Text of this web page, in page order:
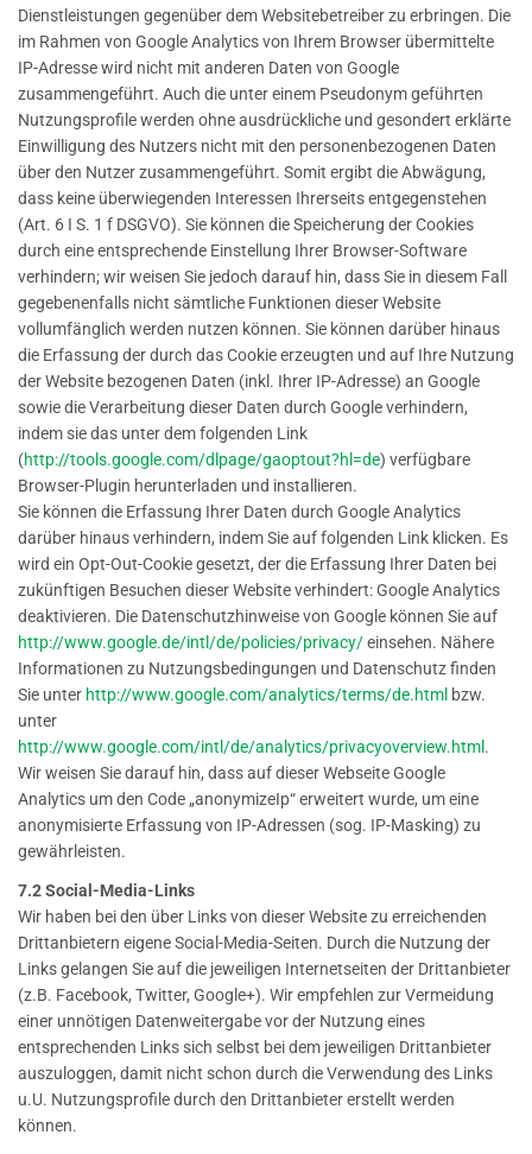
Dienstleistungen gegenüber dem Websitebetreiber zu erbringen. Die
im Rahmen von Google Analytics von Ihrem Browser übermittelte
IP-Adresse wird nicht mit anderen Daten von Google
zusammengeführt. Auch die unter einem Pseudonym geführten
Nutzungsprofile werden ohne ausdrückliche und gesondert erklärte
Einwilligung des Nutzers nicht mit den personenbezogenen Daten
über den Nutzer zusammengeführt. Somit ergibt die Abwägung,
dass keine überwiegenden Interessen Ihrerseits entgegenstehen
(Art. 6 I S. 1 f DSGVO). Sie können die Speicherung der Cookies
durch eine entsprechende Einstellung Ihrer Browser-Software
verhindern; wir weisen Sie jedoch darauf hin, dass Sie in diesem Fall
gegebenenfalls nicht sämtliche Funktionen dieser Website
vollumfänglich werden nutzen können. Sie können darüber hinaus
die Erfassung der durch das Cookie erzeugten und auf Ihre Nutzung
der Website bezogenen Daten (inkl. Ihrer IP-Adresse) an Google
sowie die Verarbeitung dieser Daten durch Google verhindern,
indem sie das unter dem folgenden Link
(http://tools.google.com/dlpage/gaoptout?hl=de) verfügbare
Browser-Plugin herunterladen und installieren.
Sie können die Erfassung Ihrer Daten durch Google Analytics
darüber hinaus verhindern, indem Sie auf folgenden Link klicken. Es
wird ein Opt-Out-Cookie gesetzt, der die Erfassung Ihrer Daten bei
zukünftigen Besuchen dieser Website verhindert: Google Analytics
deaktivieren. Die Datenschutzhinweise von Google können Sie auf
http://www.google.de/intl/de/policies/privacy/einsehen. Nähere
Informationen zu Nutzungsbedingungen und Datenschutz finden
Sie unter http://www.google.com/analytics/terms/de.html bzw.
unter
http://www.google.com/intl/de/analytics/privacyoverview.html .
Wir weisen Sie darauf hin, dass auf dieser Webseite Google
Analytics um den Code „anonymizeIp“ erweitert wurde, um eine
anonymisierte Erfassung von IP-Adressen (sog. IP-Masking) zu
gewährleisten.
7.2 Social-Media-Links
Wir haben bei den über Links von dieser Website zu erreichenden
Drittanbietern eigene Social-Media-Seiten. Durch die Nutzung der
Links gelangen Sie auf die jeweiligen Internetseiten der Drittanbieter
(z.B. Facebook, Twitter, Google+). Wir empfehlen zur Vermeidung
einer unnötigen Datenweitergabe vor der Nutzung eines
entsprechenden Links sich selbst bei dem jeweiligen Drittanbieter
auszuloggen, damit nicht schon durch die Verwendung des Links
u.U. Nutzungsprofile durch den Drittanbieter erstellt werden
können.